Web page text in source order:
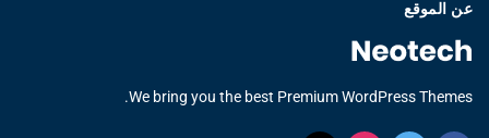
عن الموقع
We bring you the best Premium WordPress Themes.